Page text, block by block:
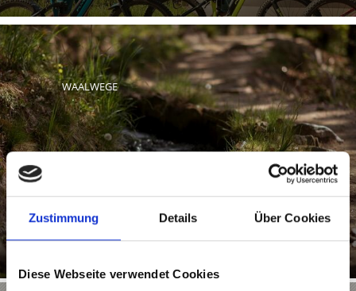
Zustimmung Details Über Cookies
Diese Webseite verwendet Cookies
WAALWEGE
Familienwanderwege. Die schmalen Pfade ziehen sich
Mehr erfahren